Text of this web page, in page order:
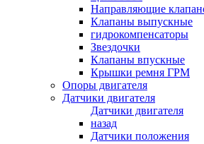
Направляющие
Клапаны выпускные
гидрокомпенсаторы
Звездочки
Клапаны впускные
Крышки ремня ГРМ
Опоры двигателя
Датчики двигателя
Датчики двигателя
назад
Датчики положения